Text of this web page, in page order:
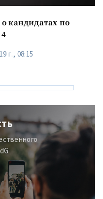
кандидатах по
г., 08:15